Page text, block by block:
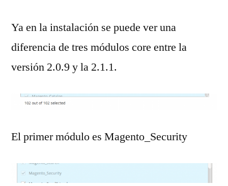
Ya en la instalación se puede ver una
diferencia de tres módulos core entre la
versión 2.0.9 y la 2.1.1.
El primer módulo es Magento_Security